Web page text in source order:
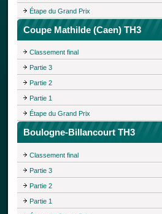
Étape du Grand Prix
Coupe Mathilde (Caen) TH3
Classement final
Partie 3
Partie 2
Partie 1
Étape du Grand Prix
Boulogne-Billancourt TH3
Classement final
Partie 3
Partie 2
Partie 1